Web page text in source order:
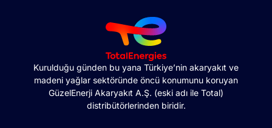
Kurulduğu günden bu yana Türkiye’nin akaryakıt ve
madeni yağlar sektöründe öncü konumunu koruyan
GüzelEnerji Akaryakıt A.Ş. (eski adı ile Total)
distribütörlerinden biridir.